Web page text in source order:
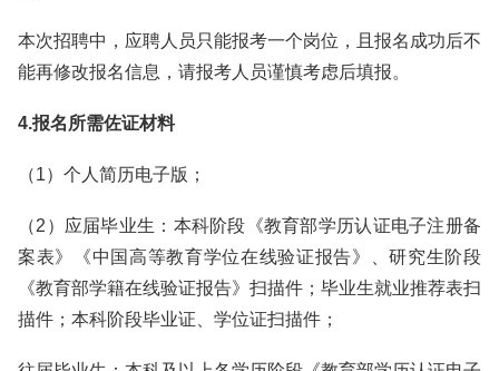
本次招聘中，应聘人员只能报考一个岗位，且报名成功后不
能再修改报名信息，请报考人员谨慎考虑后填报。
4.报名所需佐证材料
（1）个人简历电子版；
（2）应届毕业生：本科阶段《教育部学历认证电子注册备
案表》《中国高等教育学位在线验证报告》、研究生阶段
《教育部学籍在线验证报告》扫描件；毕业生就业推荐表扫
描件；本科阶段毕业证、学位证扫描件；